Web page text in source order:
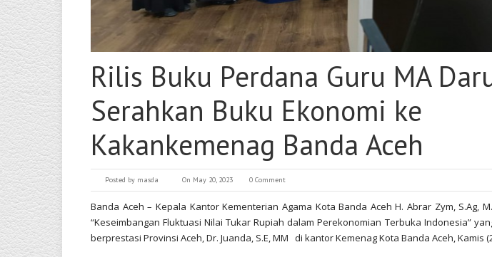
Rilis Buku Perdana Guru MA
Serahkan Buku Ekonomi ke
Kakankemenag Banda Aceh
Posted by masda On May 20, 2023 0 Comment
Banda Aceh – Kepala Kantor Kementerian Agama Kota Banda Aceh H. Abrar Zym, S.Ag,
“Keseimbangan Fluktuasi Nilai Tukar Rupiah dalam Perekonomian Terbuka Indonesia”
berprestasi Provinsi Aceh, Dr. Juanda, S.E, MM di kantor Kemenag Kota Banda Aceh, Kamis